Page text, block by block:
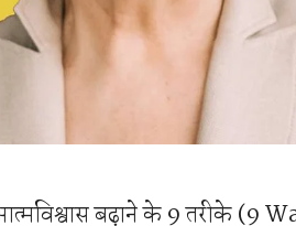
बढ़ाने के 9 तरीके (9